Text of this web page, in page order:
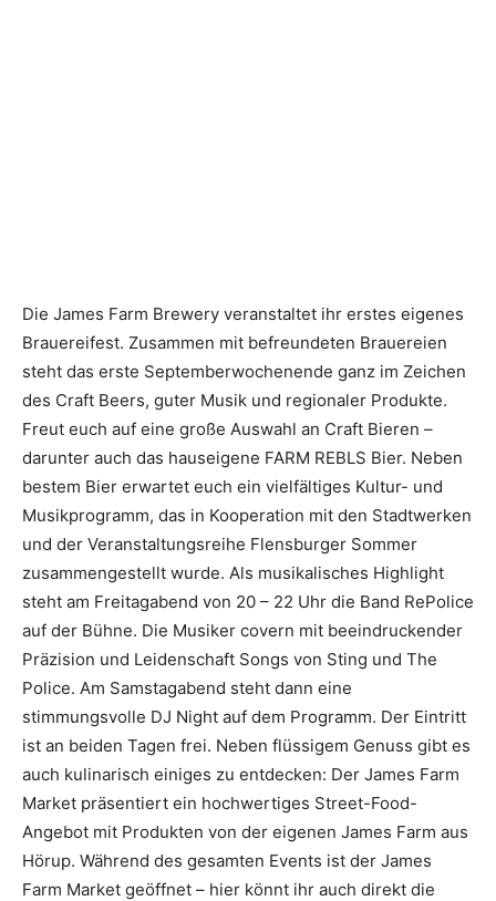
Die James Farm Brewery veranstaltet ihr erstes eigenes
Brauereifest. Zusammen mit befreundeten Brauereien
steht das erste Septemberwochenende ganz im Zeichen
des Craft Beers, guter Musik und regionaler Produkte.
Freut euch auf eine große Auswahl an Craft Bieren –
darunter auch das hauseigene FARM REBLS Bier. Neben
bestem Bier erwartet euch ein vielfältiges Kultur- und
Musikprogramm, das in Kooperation mit den Stadtwerken
und der Veranstaltungsreihe Flensburger Sommer
zusammengestellt wurde. Als musikalisches Highlight
steht am Freitagabend von 20 – 22 Uhr die Band RePolice
auf der Bühne. Die Musiker covern mit beeindruckender
Präzision und Leidenschaft Songs von Sting und The
Police. Am Samstagabend steht dann eine
stimmungsvolle DJ Night auf dem Programm. Der Eintritt
ist an beiden Tagen frei. Neben flüssigem Genuss gibt es
auch kulinarisch einiges zu entdecken: Der James Farm
Market präsentiert ein hochwertiges Street-Food-
Angebot mit Produkten von der eigenen James Farm aus
Hörup. Während des gesamten Events ist der James
Farm Market geöffnet – hier könnt ihr auch direkt die